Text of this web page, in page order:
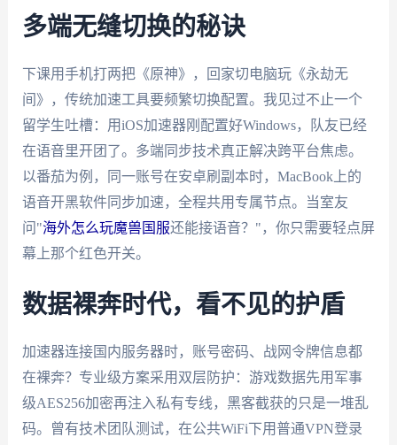
多端无缝切换的秘诀
下课用手机打两把《原神》，回家切电脑玩《永劫无
间》，传统加速工具要频繁切换配置。我见过不止一个
留学生吐槽：用iOS加速器刚配置好Windows，队友已经
在语音里开团了。多端同步技术真正解决跨平台焦虑。
以番茄为例，同一账号在安卓刷副本时，MacBook上的
语音开黑软件同步加速，全程共用专属节点。当室友
问"海外怎么玩魔兽国服还能接语音？"，你只需要轻点屏
幕上那个红色开关。
数据裸奔时代，看不见的护盾
加速器连接国内服务器时，账号密码、战网令牌信息都
在裸奔？专业级方案采用双层防护：游戏数据先用军事
级AES256加密再注入私有专线，黑客截获的只是一堆乱
码。曾有技术团队测试，在公共WiFi下用普通VPN登录